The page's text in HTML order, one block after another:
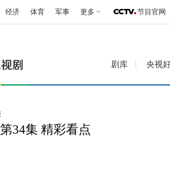
经济 体育 军事 更多 节目官网
剧库 央视
34集 精彩看点